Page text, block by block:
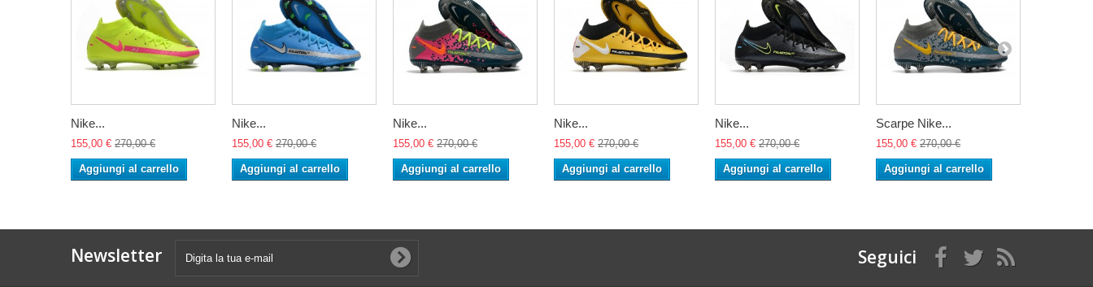
Nike...
155,00 € 270,00 €
Aggiungi al carrello
Nike...
155,00 € 270,00 €
Aggiungi al carrello
Nike...
155,00 € 270,00 €
Aggiungi al carrello
Nike...
155,00 € 270,00 €
Aggiungi al carrello
Nike...
155,00 € 270,00 €
Aggiungi al carrello
Scarpe Nike...
155,00 € 270,00 €
Aggiungi al carrello
Newsletter Seguici